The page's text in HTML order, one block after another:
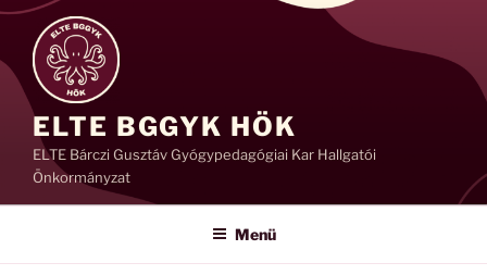
Tartalomhoz
ELTE BGGYK HÖK
ELTE Bárczi Gusztáv Gyógypedagógiai Kar Hallgatói
Önkormányzat
Menü